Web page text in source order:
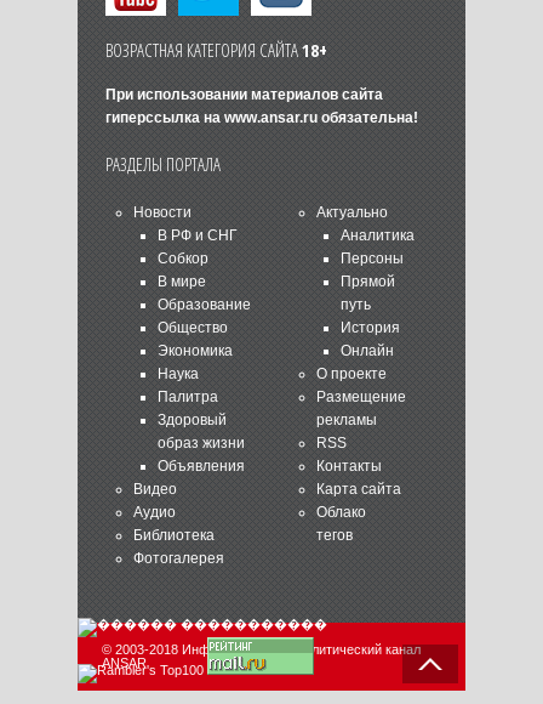
ВОЗРАСТНАЯ КАТЕГОРИЯ САЙТА18+
При использовании материалов сайта
гиперссылка на www.ansar.ruобязательна!
РАЗДЕЛЫ ПОРТАЛА
Новости
В РФ и СНГ
Собкор
В мире
Образование
Общество
Экономика
Наука
Палитра
Здоровый
образ жизни
Объявления
Видео
Аудио
Библиотека
Фотогалерея
Актуально
Аналитика
Персоны
Прямой
путь
История
Онлайн
О проекте
Размещение
рекламы
RSS
Контакты
Карта сайта
Облако
тегов
© 2003-2018 Информационно-аналитический канал
ANSAR